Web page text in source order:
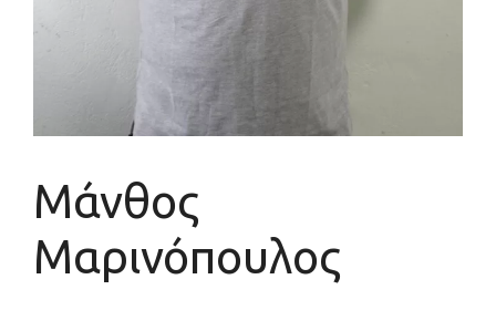
Μάνθος
Μαρινόπουλος